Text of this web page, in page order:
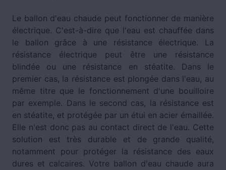
Le ballon d'eau chaude peut fonctionner de manière
électrique. C'est-à-dire que l'eau est chauffée dans
le ballon grâce à une résistance électrique. La
résistance électrique peut être une résistance
blindée ou une résistance en stéatite. Dans le
premier cas, la résistance est plongée dans l'eau, au
même titre que le fonctionnement d'une bouilloire
par exemple. Dans le second cas, la résistance est
en stéatite, et protégée par un étui en acier émaillée.
Elle n'est donc pas au contact direct de l'eau. Cette
solution est très durable et de grande qualité,
notamment pour protéger la résistance des eaux
dures et calcaires. Votre ballon d'eau chaude aura